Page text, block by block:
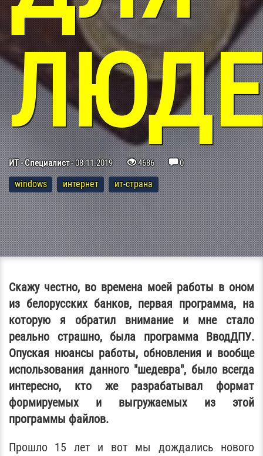
ИТ - Специалист-08.11.2019 4686 0
windows интернет ит-страна
Скажу честно, во времена моей работы в оном
из белорусских банков, первая программа, на
которую я обратил внимание и мне стало
реально страшно, была программа ВводДПУ.
Опуская нюансы работы, обновления и вообще
использования данного "шедевра", было всегда
интересно, кто же разрабатывал формат
формируемых и выгружаемых из этой
программы файлов.
Прошло 15 лет и вот мы дождались нового